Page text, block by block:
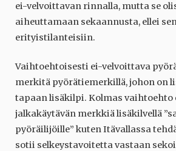
ei-velvoittavan rinnalla, mutta se
aiheuttamaan sekaannusta, ellei
erityistilanteisiin.
Vaihtoehtoisesti ei-velvoittava
merkitä pyörätiemerkillä, johon on
tapaan lisäkilpi. Kolmas vaihtoehto
jalkakäytävän merkkiä lisäkilvellä
pyöräilijöille” kuten Itävallassa
sotii selkeystavoitetta vastaan